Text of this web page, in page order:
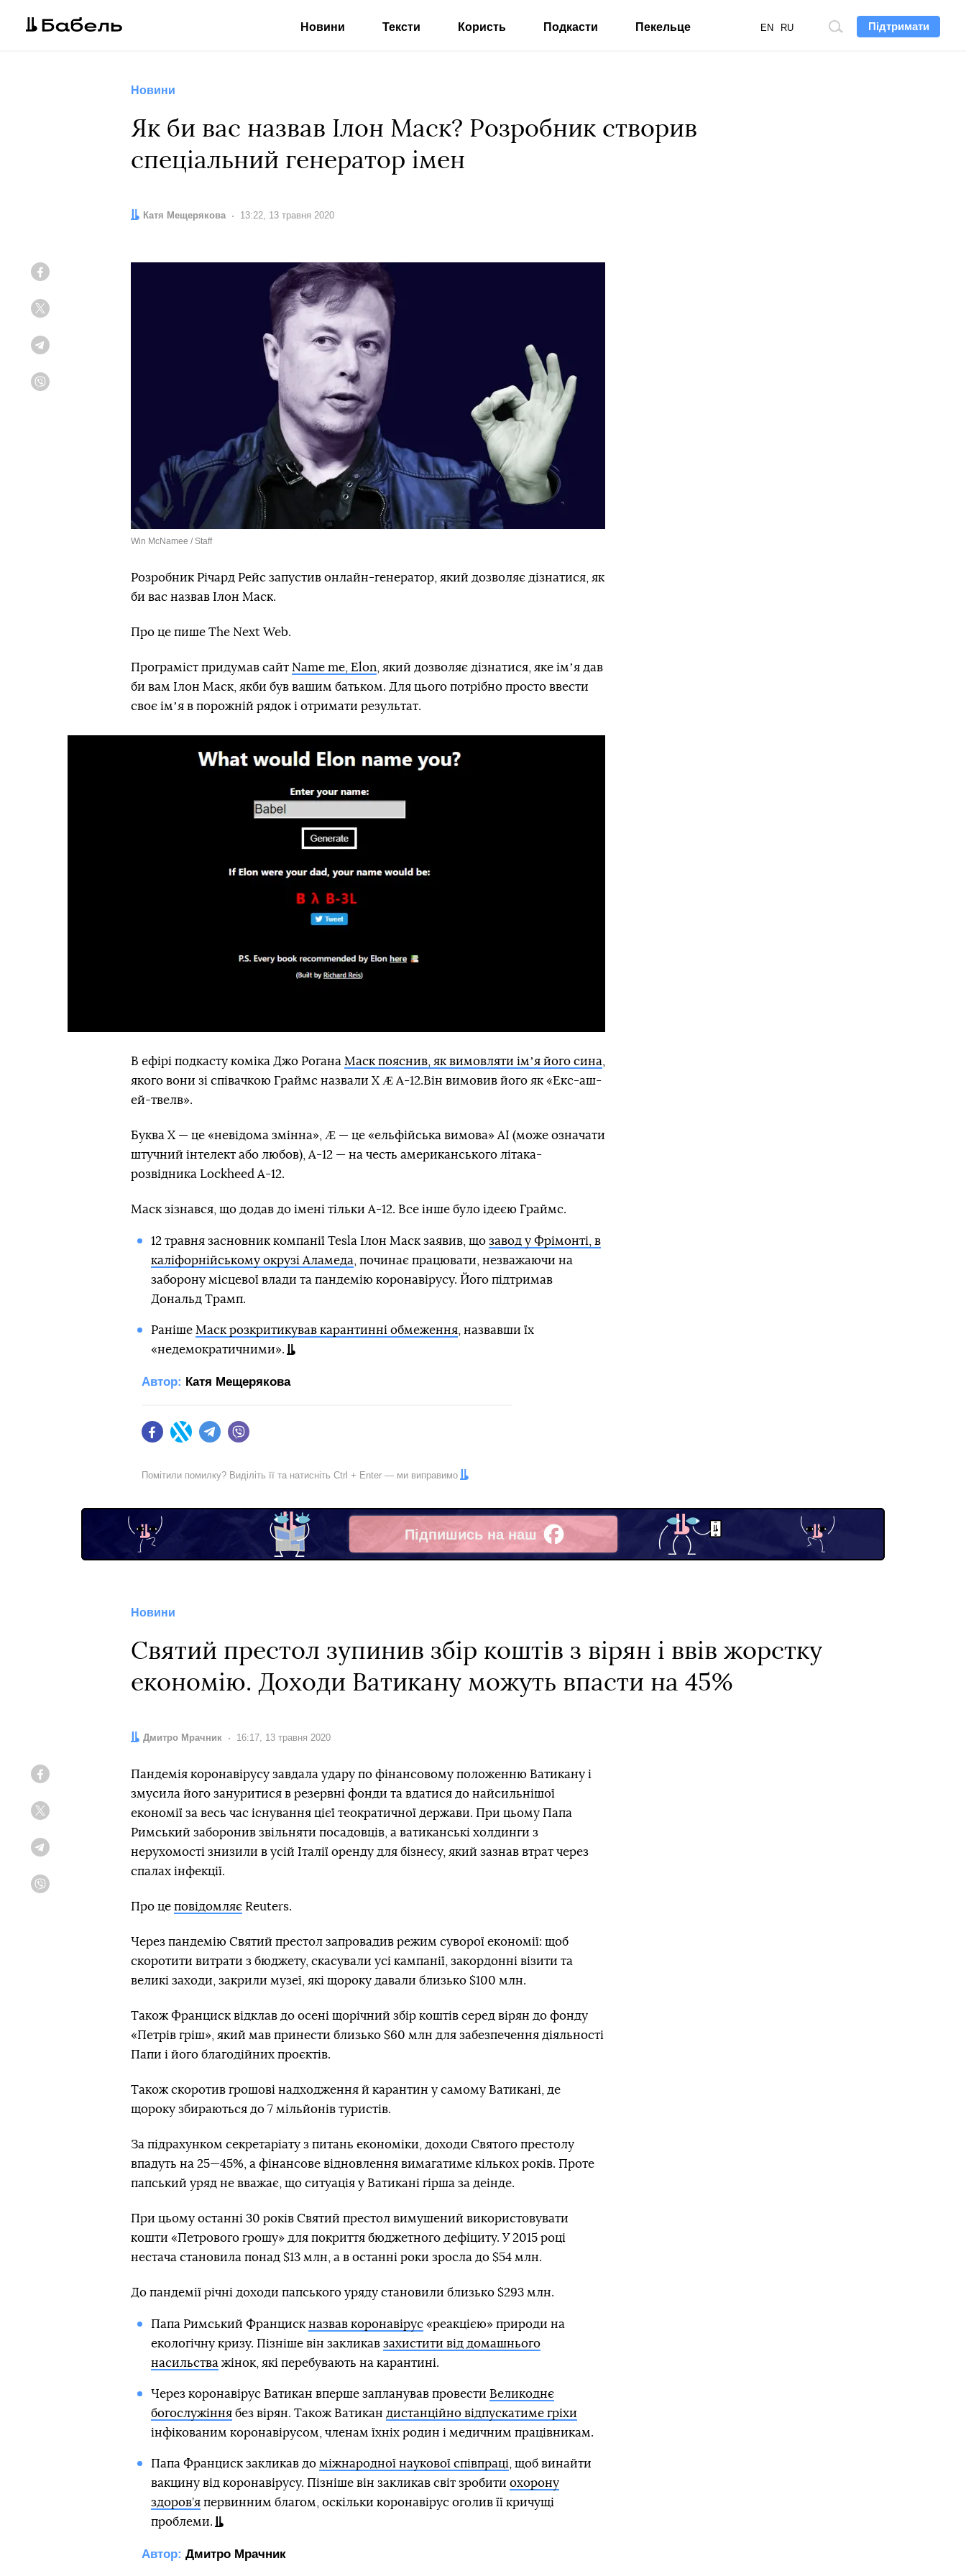
Підтримати
Пошук
EN RU
Новини Тексти Користь Подкасти Пекельце
Новини
Як би вас назвав Ілон Маск? Розробник створив
спеціальний генератор імен
Автор:
Катя Мещерякова Дата:
13:22, 13 травня 2020
Win McNamee / Staff
Розробник Річард Рейс запустив онлайн-генератор, який дозволяє дізнатися, як
би вас назвав Ілон Маск.
Про це пише The Next Web.
Програміст придумав сайт Name me, Elon , який дозволяє дізнатися, яке імʼя дав
би вам Ілон Маск, якби був вашим батьком. Для цього потрібно просто ввести
своє імʼя в порожній рядок і отримати результат.
В ефірі подкасту коміка Джо Рогана Маск пояснив, як вимовляти імʼя його сина,
якого вони зі співачкою Граймс назвали X Æ A-12.Він вимовив його як «Екс-аш-
ей-твелв».
Буква Х — це «невідома змінна», Æ — це «ельфійська вимова» АІ (може означати
штучний інтелект або любов), A-12 — на честь американського літака-
розвідника Lockheed A-12.
Маск зізнався, що додав до імені тільки A-12. Все інше було ідеєю Граймс.
12 травня засновник компанії Tesla Ілон Маск заявив, що завод у Фрімонті, в
каліфорнійському окрузі Аламеда, починає працювати, незважаючи на
заборону місцевої влади та пандемію коронавірусу. Його підтримав
Дональд Трамп.
Раніше Маск розкритикував карантинні обмеження, назвавши їх
«недемократичними».
Автор: Катя Мещерякова
FacebookTwitter Telegram
Помітили помилку? Виділіть її та натисніть Ctrl + Enter — ми виправимо
Підпишись на наш
Facebook
Новини
Святий престол зупинив збір коштів з вірян і ввів жорстку
економію. Доходи Ватикану можуть впасти на 45%
Автор:
Дмитро Мрачник Дата:
16:17, 13 травня 2020
Пандемія коронавірусу завдала удару по фінансовому положенню Ватикану і
змусила його зануритися в резервні фонди та вдатися до найсильнішої
економії за весь час існування цієї теократичної держави. При цьому Папа
Римський заборонив звільняти посадовців, а ватиканські холдинги з
нерухомості знизили в усій Італії оренду для бізнесу, який зазнав втрат через
спалах інфекції.
Про це повідомляє Reuters.
Через пандемію Святий престол запровадив режим суворої економії: щоб
скоротити витрати з бюджету, скасували усі кампанії, закордонні візити та
великі заходи, закрили музеї, які щороку давали близько $100 млн.
Також Франциск відклав до осені щорічний збір коштів серед вірян до фонду
«Петрів гріш», який мав принести близько $60 млн для забезпечення діяльності
Папи і його благодійних проєктів.
Також скоротив грошові надходження й карантин у самому Ватикані, де
щороку збираються до 7 мільйонів туристів.
За підрахунком секретаріату з питань економіки, доходи Святого престолу
впадуть на 25—45%, а фінансове відновлення вимагатиме кількох років. Проте
папський уряд не вважає, що ситуація у Ватикані гірша за деінде.
При цьому останні 30 років Святий престол вимушений використовувати
кошти «Петрового грошу» для покриття бюджетного дефіциту. У 2015 році
нестача становила понад $13 млн, а в останні роки зросла до $54 млн.
До пандемії річні доходи папського уряду становили близько $293 млн.
Папа Римський Франциск назвав коронавірус«реакцією» природи на
екологічну кризу. Пізніше він закликав захистити від домашнього
насильстважінок, які перебувають на карантині.
Через коронавірус Ватикан вперше запланував провести Великоднє
богослужіннябез вірян. Також Ватикан дистанційно відпускатиме гріхи
інфікованим коронавірусом, членам їхніх родин і медичним працівникам.
Папа Франциск закликав до міжнародної наукової співпраці, щоб винайти
вакцину від коронавірусу. Пізніше він закликав світ зробити охорону
здоров’япервинним благом, оскільки коронавірус оголив її кричущі
проблеми.
Автор: Дмитро Мрачник